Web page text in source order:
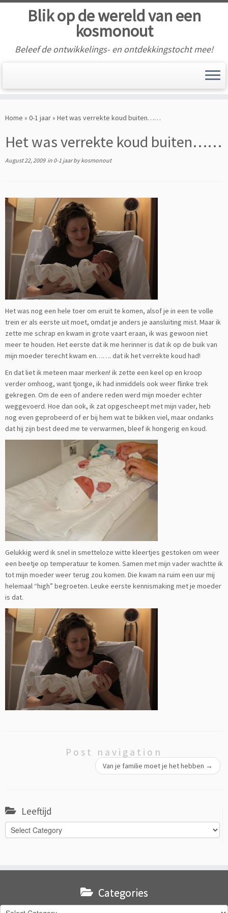
to
Blik op de wereld van een
kosmonout
Beleef de ontwikkelings- en ontdekkingstocht mee!
Home » 0-1 jaar» Het was verrekte koud buiten……
Het was verrekte koud buiten……
August 22, 2009in 0-1 jaarbykosmonout
Het was nog een hele toer om eruit te komen, alsof je in een te volle
trein er als eerste uit moet, omdat je anders je aansluiting mist. Maar ik
zette me schrap en kwam in grote vaart eraan, ik was gewoon niet
meer te houden. Het eerste dat ik me herinner is dat ik op de buik van
mijn moeder terecht kwam en……. dat ik het verrekte koud had!
En dat liet ik meteen maar merken! ik zette een keel op en kroop
verder omhoog, want tjonge, ik had inmiddels ook weer flinke trek
gekregen. Om de een of andere reden werd mijn moeder echter
weggevoerd. Hoe dan ook, ik zat opgescheept met mijn vader, heb
nog even geprobeerd of er bij hem wat te bikken viel, maar ondanks
dat hij zijn best deed me te verwarmen, bleef ik hongerig en koud.
Gelukkig werd ik snel in smetteloze witte kleertjes gestoken om weer
een beetje op temperatuur te komen. Samen met mijn vader wachtte ik
tot mijn moeder weer terug zou komen. Die kwam na ruim een uur mij
helemaal “high” begroeten. Leuke eerste kennismaking met je moeder
is dat.
Post navigation
Van je familie moet je het hebben →
Leeftijd
Leeftijd
Categories
Categories